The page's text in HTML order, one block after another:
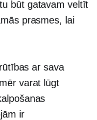
būt gatavam veltīt
prasmes, lai
ar sava
varat lūgt
ir